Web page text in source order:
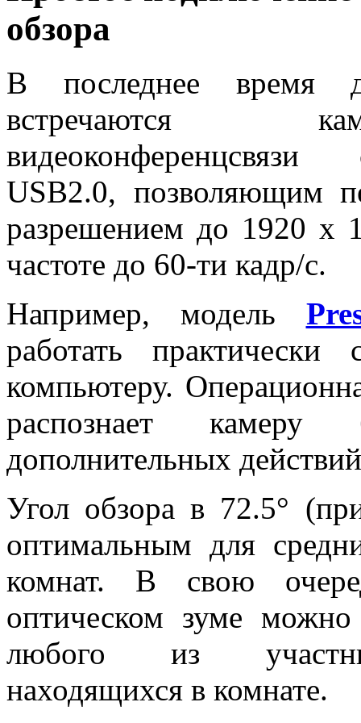
обзора
В последнее время
встречаются
USB2.0, позволяющим
разрешением до 1920 х
частоте до 60-ти кадр/с.
Например, модель
работать
компьютеру.
распознает камеру
дополнительных
Угол обзора в 72.5°
оптимальным для
комнат. В свою
оптическом зуме можно
любого из
находящихся в комнате.